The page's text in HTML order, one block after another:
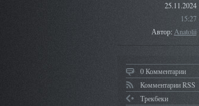
25.11.2024
15:27
Автор:Anatolii
0 Комментарии
Комментарии RSS
Трекбеки